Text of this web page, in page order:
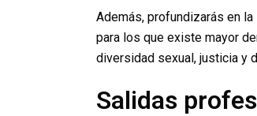
Además, profundizarás en
para los que existe mayor
diversidad sexual, justicia y
Salidas